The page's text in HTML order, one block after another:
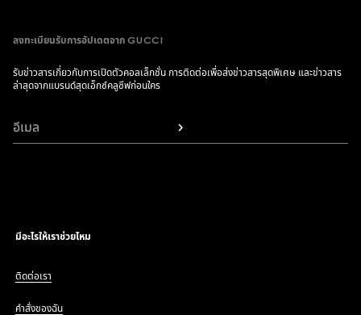
ลงทะเบียนรับการอัปเดตจาก GUCCI
รับข่าวสารเกี่ยวกับการเปิดตัวคอลเล็กชั่น การติดต่อเพื่อส่งข่าวสารสุดพิเศษ และข่าวสาร
ล่าสุดจากแบรนด์สุดเอ็กซ์คลูซีฟก่อนใคร
อีเมล
มีอะไรให้เราช่วยไหม
ติดต่อเรา
คำสั่งของฉัน